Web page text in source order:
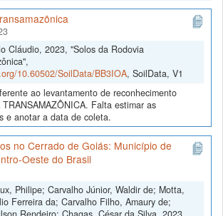
Cláudio, 2023, "Solos da Rodovia
10.60502/SoilData/BB3IOA, SoilData, V1
ao levantamento de reconhecimento
TRANSAMAZÔNICA. Falta estimar as
e anotar a data de coleta.
no Cerrado de Goiás: Município de
Oeste do Brasil
Philipe; Carvalho Júnior, Waldir de; Motta,
Ferreira da; Carvalho Filho, Amaury de;